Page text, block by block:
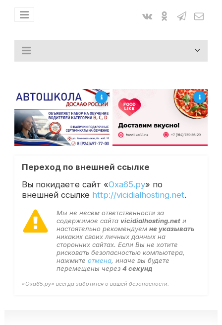
Переход по внешней ссылке
Вы покидаете сайт «Оха65.ру» по
внешней ссылке http://vicidialhosting.net.
Мы не несем ответственности за
содержимое сайта vicidialhosting.netи
настоятельно рекомендуем не указывать
никаких своих личных данных на
сторонних сайтах. Если Вы не хотите
рисковать безопасностью компьютера,
нажмите отмена, иначе вы будете
перемещены через 4 секунд
«Оха65.ру» всегда заботится о вашей безопасности.